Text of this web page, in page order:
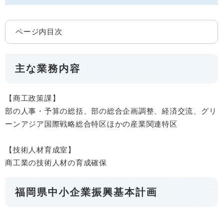
ページ内目次
主な業務内容
【商工政策課】
部の人事・予算の総括、部の総合企画調整、経済交流、グリ
ーンアジア国際戦略総合特区ほかの産業関連特区
【技術人材育成室】
商工業の技術人材の育成確保
福岡県中小企業振興基本計画